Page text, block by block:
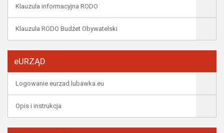
Klauzula informacyjna RODO
Klauzula RODO Budżet Obywatelski
eURZĄD
Logowanie eurzad.lubawka.eu
Opis i instrukcja